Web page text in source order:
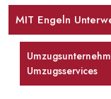
MIT Engeln
Umzugsservices